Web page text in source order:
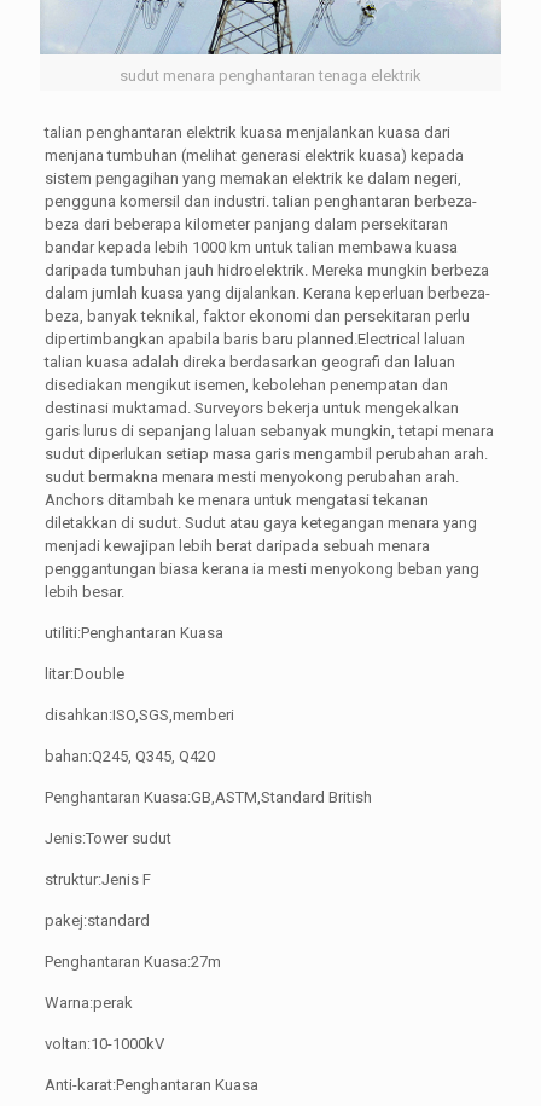
sudut menara penghantaran tenaga elektrik
talian penghantaran elektrik kuasa menjalankan kuasa dari
menjana tumbuhan (melihat generasi elektrik kuasa) kepada
sistem pengagihan yang memakan elektrik ke dalam negeri,
pengguna komersil dan industri. talian penghantaran berbeza-
beza dari beberapa kilometer panjang dalam persekitaran
bandar kepada lebih 1000 km untuk talian membawa kuasa
daripada tumbuhan jauh hidroelektrik. Mereka mungkin berbeza
dalam jumlah kuasa yang dijalankan. Kerana keperluan berbeza-
beza, banyak teknikal, faktor ekonomi dan persekitaran perlu
dipertimbangkan apabila baris baru planned.Electrical laluan
talian kuasa adalah direka berdasarkan geografi dan laluan
disediakan mengikut isemen, kebolehan penempatan dan
destinasi muktamad. Surveyors bekerja untuk mengekalkan
garis lurus di sepanjang laluan sebanyak mungkin, tetapi menara
sudut diperlukan setiap masa garis mengambil perubahan arah.
sudut bermakna menara mesti menyokong perubahan arah.
Anchors ditambah ke menara untuk mengatasi tekanan
diletakkan di sudut. Sudut atau gaya ketegangan menara yang
menjadi kewajipan lebih berat daripada sebuah menara
penggantungan biasa kerana ia mesti menyokong beban yang
lebih besar.
utiliti:Penghantaran Kuasa
litar:Double
disahkan:ISO,SGS,memberi
bahan:Q245, Q345, Q420
Penghantaran Kuasa:GB,ASTM,Standard British
Jenis:Tower sudut
struktur:Jenis F
pakej:standard
Penghantaran Kuasa:27m
Warna:perak
voltan:10-1000kV
Anti-karat:Penghantaran Kuasa